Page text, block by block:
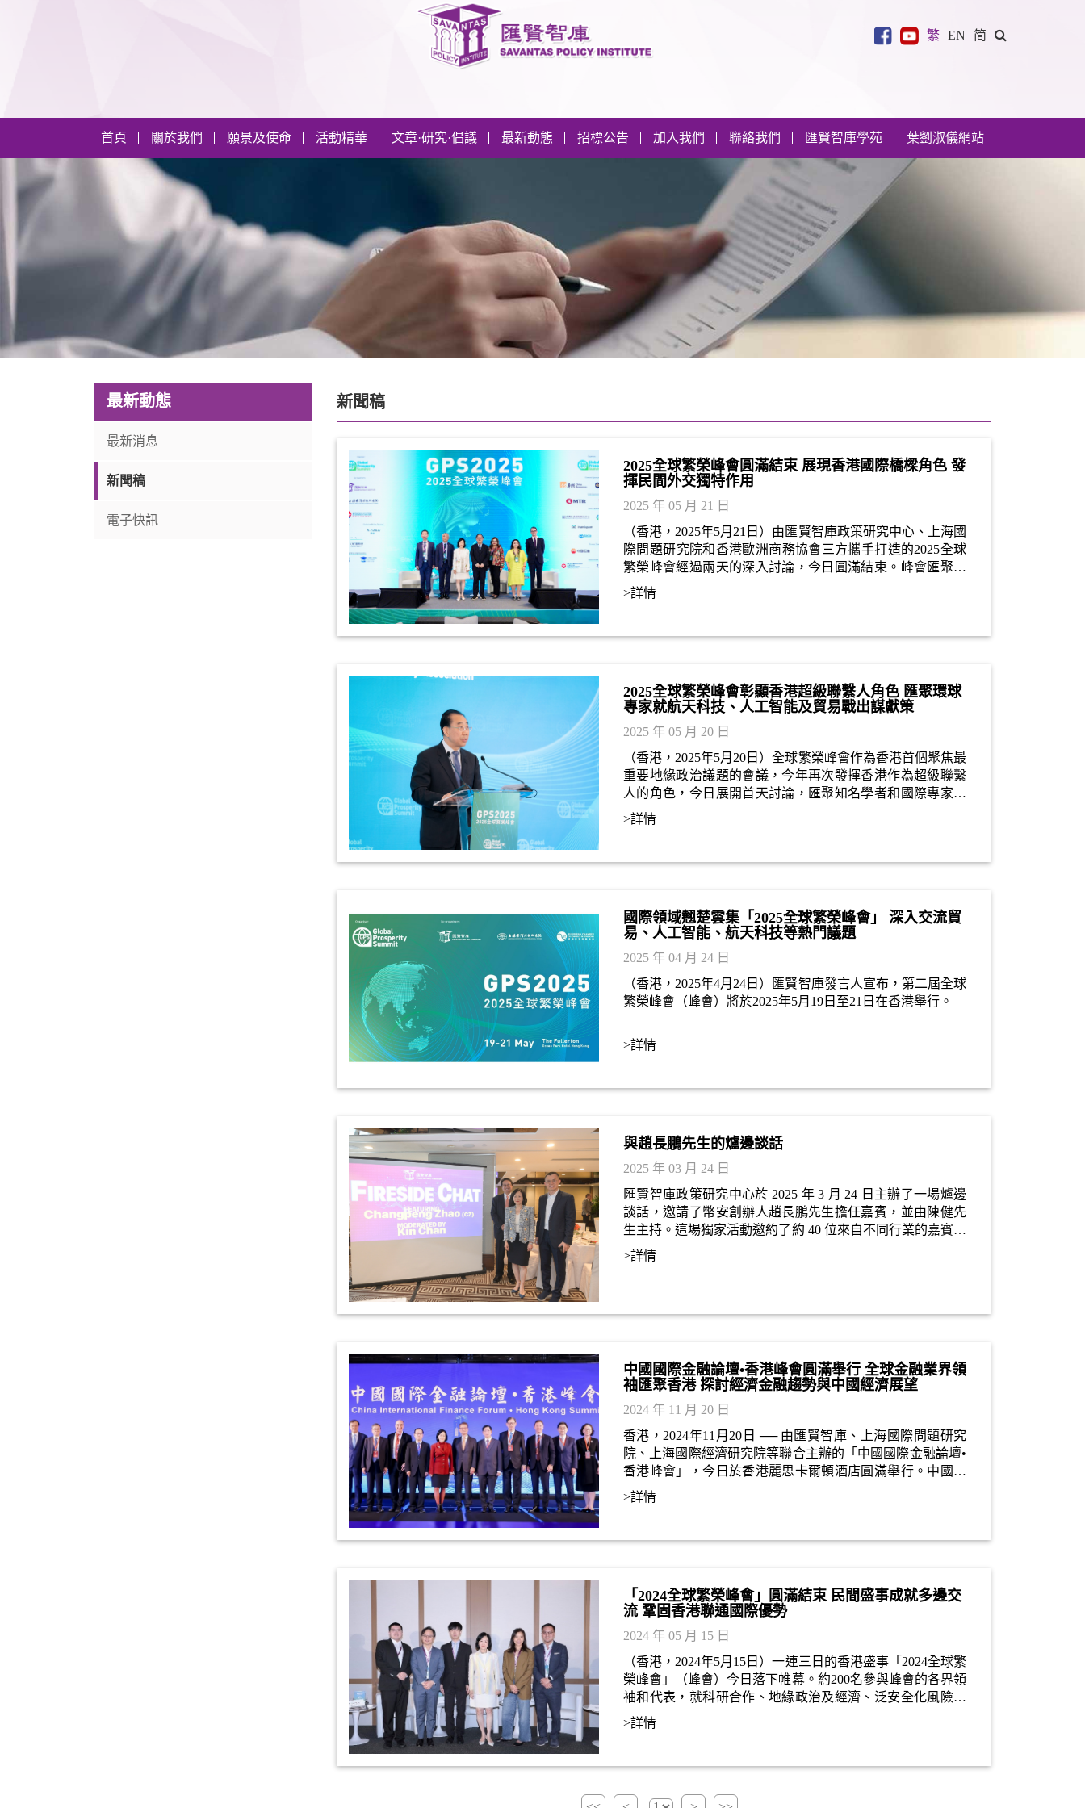
繁 EN 简
首頁 關於我們 願景及使命 活動精華 文章·研究·倡議 最新動態 招標公告 加入我們 聯絡我們 匯賢智庫學苑 葉劉淑儀網站
最新動態
最新消息
新聞稿
電子快訊
新聞稿
2025全球繁榮峰會圓滿結束 展現香港國際橋樑角色 發
揮民間外交獨特作用
2025 年 05 月 21 日
（香港，2025年5月21日）由匯賢智庫政策研究中心、上海國
際問題研究院和香港歐洲商務協會三方攜手打造的2025全球
繁榮峰會經過兩天的深入討論，今日圓滿結束。峰會匯聚國
際不同領袖和專家，為影響全球繁榮最迫切的議題集思廣
益，同時展現出香港國際橋樑角色和民間外交軟實力 ，為應
>詳情
2025全球繁榮峰會彰顯香港超級聯繫人角色 匯聚環球
專家就航天科技、人工智能及貿易戰出謀獻策
2025 年 05 月 20 日
（香港，2025年5月20日）全球繁榮峰會作為香港首個聚焦最
重要地緣政治議題的會議，今年再次發揮香港作為超級聯繫
人的角色，今日展開首天討論，匯聚知名學者和國際專家，
共商影響全球繁榮的議題。協辦機構很榮幸邀請到中國公共
外交協會吳海龍會長發表主題演講，為峰會揭開序幕。
>詳情
國際領域翹楚雲集「2025全球繁榮峰會」 深入交流貿
易、人工智能、航天科技等熱門議題
2025 年 04 月 24 日
（香港，2025年4月24日）匯賢智庫發言人宣布，第二屆全球
繁榮峰會（峰會）將於2025年5月19日至21日在香港舉行。
>詳情
與趙長鵬先生的爐邊談話
2025 年 03 月 24 日
匯賢智庫政策研究中心於 2025 年 3 月 24 日主辦了一場爐邊
談話，邀請了幣安創辦人趙長鵬先生擔任嘉賓，並由陳健先
生主持。這場獨家活動邀約了約 40 位來自不同行業的嘉賓參
加，並獲得一致好評。
>詳情
中國國際金融論壇•香港峰會圓滿舉行 全球金融業界領
袖匯聚香港 探討經濟金融趨勢與中國經濟展望
2024 年 11 月 20 日
香港，2024年11月20日 ── 由匯賢智庫、上海國際問題研究
院、上海國際經濟研究院等聯合主辦的「中國國際金融論壇•
香港峰會」，今日於香港麗思卡爾頓酒店圓滿舉行。中國國
際金融論壇自2004年創辦以來，已在上海成功舉辦20屆，今
屆首次移師香港舉行。論壇有約200人出席，包括專家、學
>詳情
「2024全球繁榮峰會」圓滿結束 民間盛事成就多邊交
流 鞏固香港聯通國際優勢
2024 年 05 月 15 日
（香港，2024年5月15日）一連三日的香港盛事「2024全球繁
榮峰會」（峰會）今日落下帷幕。約200名參與峰會的各界領
袖和代表，就科研合作、地緣政治及經濟、泛安全化風險及
可持續發展等影響全球繁榮最迫切的議題，各抒己見，理性
交流，攜手推動國際社會提出應對方案，凸顯香港凝聚民間
>詳情